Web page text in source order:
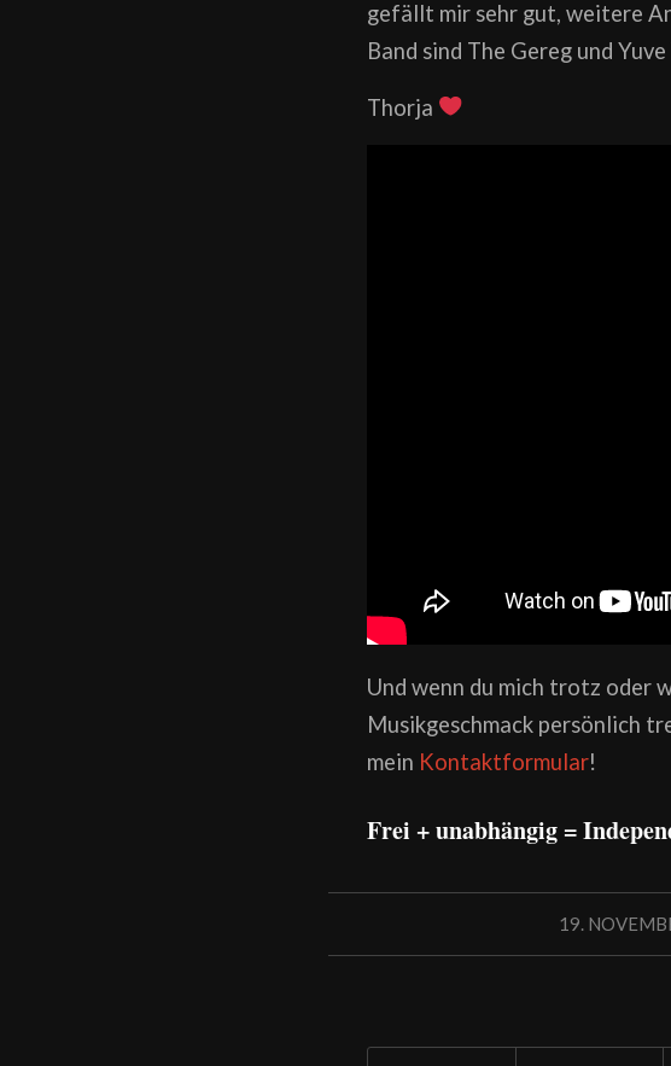
gefällt mir sehr gut, weitere
Band sind The Gereg und
Thorja
Und wenn du mich trotz oder
Musikgeschmack persönlich
mein Kontaktformular!
Frei + unabhängig =
19.